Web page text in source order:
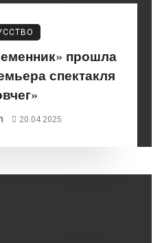
прошла
спектакля
20.04.2025